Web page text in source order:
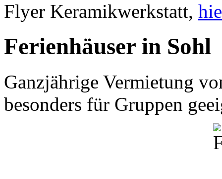
Flyer Keramikwerkstatt,
Ferienhäuser in Sohl
Ganzjährige Vermietung
besonders für Gruppen